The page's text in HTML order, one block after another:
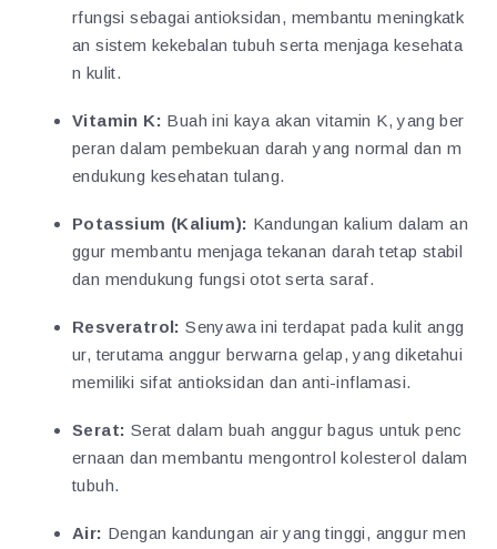
rfungsi sebagai antioksidan, membantu meningkatk
an sistem kekebalan tubuh serta menjaga kesehata
n kulit.
Vitamin K: Buah ini kaya akan vitamin K, yang ber
peran dalam pembekuan darah yang normal dan m
endukung kesehatan tulang.
Potassium (Kalium): Kandungan kalium dalam an
ggur membantu menjaga tekanan darah tetap stabil
dan mendukung fungsi otot serta saraf.
Resveratrol: Senyawa ini terdapat pada kulit angg
ur, terutama anggur berwarna gelap, yang diketahui
memiliki sifat antioksidan dan anti-inflamasi.
Serat: Serat dalam buah anggur bagus untuk penc
ernaan dan membantu mengontrol kolesterol dalam
tubuh.
Air: Dengan kandungan air yang tinggi, anggur men